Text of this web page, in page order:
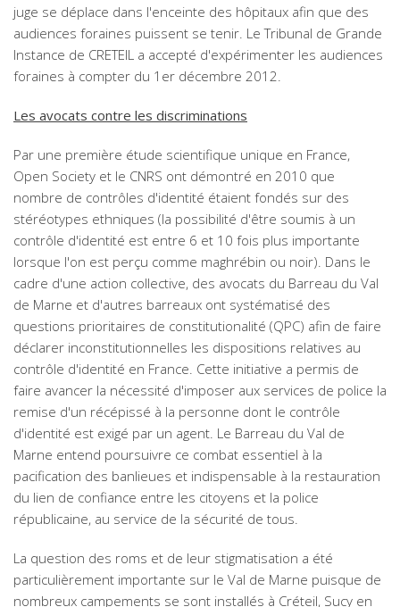
juge se déplace dans l'enceinte des hôpitaux afin que des
audiences foraines puissent se tenir. Le Tribunal de Grande
Instance de CRETEIL a accepté d'expérimenter les audiences
foraines à compter du 1er décembre 2012.
Les avocats contre les discriminations
Par une première étude scientifique unique en France,
Open Society et le CNRS ont démontré en 2010 que
nombre de contrôles d'identité étaient fondés sur des
stéréotypes ethniques (la possibilité d'être soumis à un
contrôle d'identité est entre 6 et 10 fois plus importante
lorsque l'on est perçu comme maghrébin ou noir). Dans le
cadre d'une action collective, des avocats du Barreau du Val
de Marne et d'autres barreaux ont systématisé des
questions prioritaires de constitutionalité (QPC) afin de faire
déclarer inconstitutionnelles les dispositions relatives au
contrôle d'identité en France. Cette initiative a permis de
faire avancer la nécessité d'imposer aux services de police la
remise d'un récépissé à la personne dont le contrôle
d'identité est exigé par un agent. Le Barreau du Val de
Marne entend poursuivre ce combat essentiel à la
pacification des banlieues et indispensable à la restauration
du lien de confiance entre les citoyens et la police
républicaine, au service de la sécurité de tous.
La question des roms et de leur stigmatisation a été
particulièrement importante sur le Val de Marne puisque de
nombreux campements se sont installés à Créteil, Sucy en